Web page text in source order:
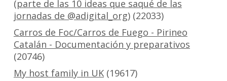
(parte de las 10 ideas que saqué de las
jornadas de @adigital_org)(22033)
Carros de Foc/Carros de Fuego - Pirineo
Catalán - Documentación y preparativos
(20746)
My host family in UK(19617)